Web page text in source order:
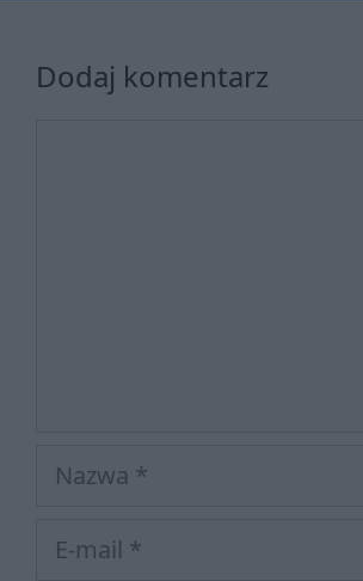
Dodaj komentarz
Nazwa